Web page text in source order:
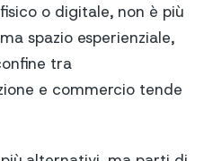
o digitale, non è più
spazio esperienziale,
tra
e commercio tende